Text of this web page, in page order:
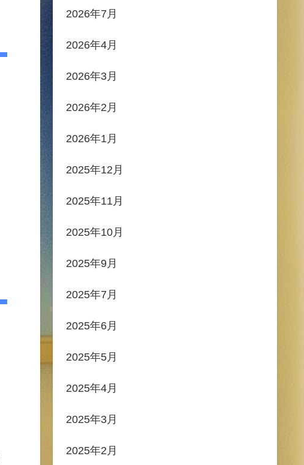
2026年7月
2026年4月
2026年3月
2026年2月
2026年1月
2025年12月
2025年11月
2025年10月
2025年9月
2025年7月
2025年6月
2025年5月
2025年4月
2025年3月
2025年2月